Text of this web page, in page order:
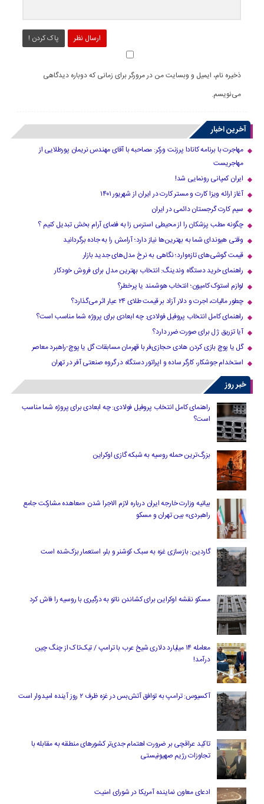
ارسال نظر پاک کردن !
ذخیره نام، ایمیل و وبسایت من در مرورگر برای زمانی که دوباره دیدگاهی
می‌نویسم.
آخرین اخبار
مهاجرت با برنامه کانادا پرزنت ورکر: مصاحبه با آقای مهندس نریمان پورطلایی از
مهاجریست
ایران کمپانی رونمایی شد!
آغاز ارائه ویزا کارت و مستر کارت در ایران از شهریور ۱۴۰۱
سیم کارت گرجستان دائمی در ایران
چگونه مطب پزشکان را از محیطی استرس زا به فضای آرام بخش تبدیل کنیم ؟
وقتی هیوندای شما به بهترین‌ها نیاز دارد؛ آرامش را به جاده برگردانید
قیمت گوشی‌های تازه‌وارد؛ نگاهی به نرخ مدل‌های جدید بازار
راهنمای خرید دستگاه وندینگ: انتخاب بهترین مدل برای فروش خودکار
لوازم استوک کامیون؛ انتخاب هوشمند یا پرخطر؟
چطور مالیات، اجرت و دلار آزاد بر قیمت طلای ۲۴ عیار اثر می‌گذارد؟
راهنمای کامل انتخاب پروفیل فولادی: چه ابعادی برای پروژه شما مناسب است؟
آیا تزریق ژل برای صورت ضرر دارد​؟
گل یا پوچ بازی کردن هادی حجازی‌فر با قهرمان مسابقات گل یا پوچ-راهبرد معاصر
استخدام جوشکار، کارگر ساده و اپراتور دستگاه در گروه صنعتی آفر در تهران
خبر روز
راهنمای کامل انتخاب پروفیل فولادی: چه ابعادی برای پروژه شما مناسب
است؟
بزرگ‌ترین حمله روسیه به شبکه گازی اوکراین
بیانیه وزارت خارجه ایران درباره لازم‌ الاجرا شدن «معاهده مشارکت جامع
راهبردی» بین تهران و مسکو
گاردین: بازسازی غزه به سبک کوشنر و بلر، استعمار بزک‌شده است
مسکو نقشه اوکراین برای کشاندن ناتو به درگیری با روسیه را فاش کرد
معامله ۱۴ میلیارد دلاری شیخ عرب با ترامپ / تیک‌تاک از چنگ چین
درآمد!
آکسیوس: ترامپ به توافق آتش‌بس در غزه ظرف ۲ روز آینده امیدوار است
تاکید عراقچی بر ضرورت اهتمام جدی‌تر کشورهای منطقه به مقابله با
تجاوزات رژیم صهیونیستی
ادعای معاون نماینده آمریکا در شورای امنیت